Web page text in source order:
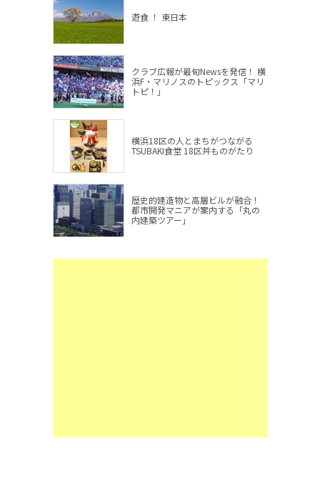
遊食 ！ 東日本
クラブ広報が最旬Newsを発信！ 横
浜F・マリノスのトピックス「マリ
トピ！」
横浜18区の人とまちがつながる
TSUBAKI食堂 18区丼ものがたり
歴史的建造物と高層ビルが融合！
都市開発マニアが案内する「丸の
内建築ツアー」